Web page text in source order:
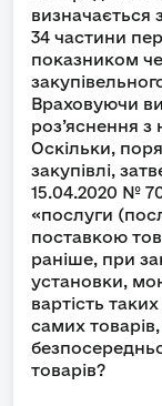
визначається
34 частини
показником
Враховуючи
роз’яснення
Оскільки,
закупівлі,
15.04.2020 №
«послуги
поставкою
раніше, при
установки,
вартість
самих
товарів?